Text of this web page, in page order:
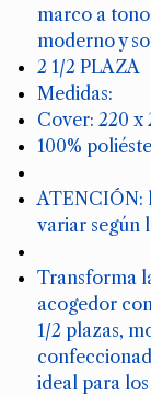
marco a
moderno y
2 1/2 PLAZA
Medidas:
Cover: 220 x
100%
ATENCIÓN:
variar según
Transforma
acogedor
1/2 plazas,
ideal para